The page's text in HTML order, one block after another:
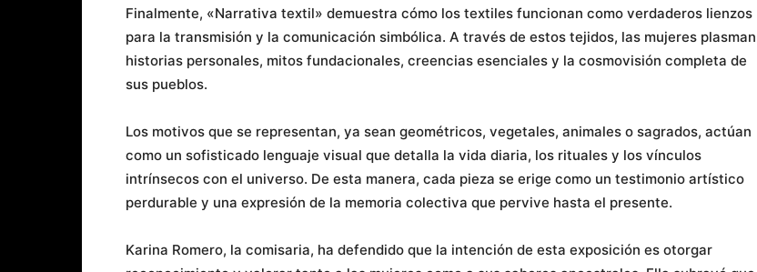
Finalmente, «Narrativa textil» demuestra cómo los textiles funcionan como verdaderos lienzos
para la transmisión y la comunicación simbólica. A través de estos tejidos, las mujeres plasman
historias personales, mitos fundacionales, creencias esenciales y la cosmovisión completa de
sus pueblos.
Los motivos que se representan, ya sean geométricos, vegetales, animales o sagrados, actúan
como un sofisticado lenguaje visual que detalla la vida diaria, los rituales y los vínculos
intrínsecos con el universo. De esta manera, cada pieza se erige como un testimonio artístico
perdurable y una expresión de la memoria colectiva que pervive hasta el presente.
Karina Romero, la comisaria, ha defendido que la intención de esta exposición es otorgar